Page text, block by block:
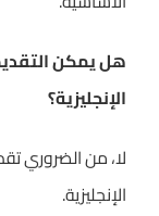
هل يمكن
الإنجليزية؟
لا، من الضروري
الإنجليزية.